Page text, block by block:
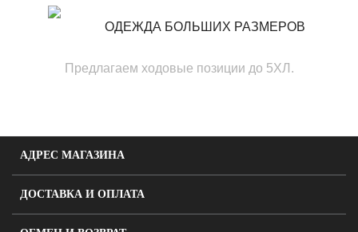
ОДЕЖДА БОЛЬШИХ РАЗМЕРОВ
Предлагаем ходовые позиции до 5ХЛ.
АДРЕС МАГАЗИНА
ДОСТАВКА И ОПЛАТА